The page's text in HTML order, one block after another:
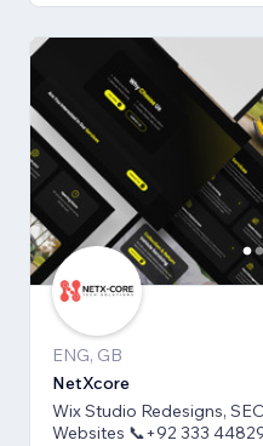
ENG, GB
NetXcore
Wix Studio Redesigns,
Websites 📞+92 333